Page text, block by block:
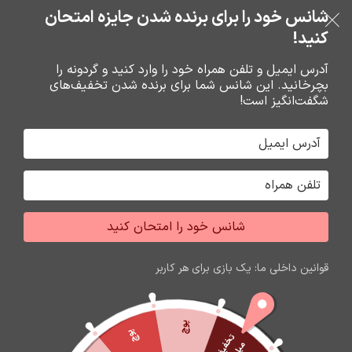
خرید قسطی با ترب‌پی
عبور به ناوبری
رفتن به محتوای اصلی
0 ریال
خانه نرم افزار حسابداري هلو هلو
فروشگاه نوین تراشه گنجی
پوچ
پوچ
شانس خود را برای برنده شدن جایزه امتحان
کنید!
آدرس ایمیل و تلفن همراه خود را وارد کنید و گردونه را
بچرخانید. این شانس شما برای برنده شدن تخفیف‌های
شگفت‌انگیز است!
شانس خود را امتحان کنید
قوانین داخلی ما: یک بازی برای هر کاربر